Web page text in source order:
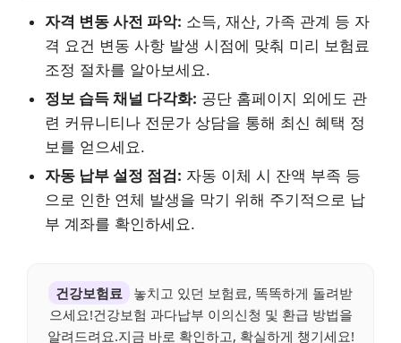
자격 변동 사전 파악: 소득, 재산, 가족 관계 등 자
격 요건 변동 사항 발생 시점에 맞춰 미리 보험료
조정 절차를 알아보세요.
정보 습득 채널 다각화: 공단 홈페이지 외에도 관
련 커뮤니티나 전문가 상담을 통해 최신 혜택 정
보를 얻으세요.
자동 납부 설정 점검: 자동 이체 시 잔액 부족 등
으로 인한 연체 발생을 막기 위해 주기적으로 납
부 계좌를 확인하세요.
건강보험료
놓치고 있던 보험료, 똑똑하게 돌려받
으세요!건강보험 과다납부 이의신청 및 환급 방법을
알려드려요.지금 바로 확인하고, 확실하게 챙기세요!